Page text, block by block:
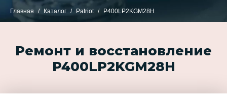
Главная Каталог Patriot P400LP2KGM28H
Ремонт и восстановление
P400LP2KGM28H